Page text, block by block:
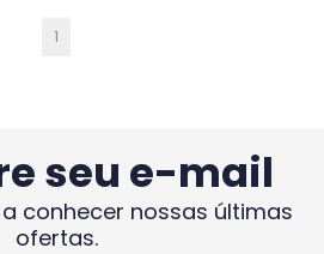
1
seu e-mail
conhecer nossas últimas
ofertas.